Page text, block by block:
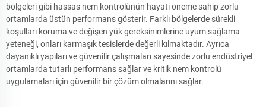
bölgeleri gibi hassas nem kontrolünün hayati öneme sahip zorlu
ortamlarda üstün performans gösterir. Farklı bölgelerde sürekli
koşulları koruma ve değişen yük gereksinimlerine uyum sağlama
yeteneği, onları karmaşık tesislerde değerli kılmaktadır. Ayrıca
dayanıklı yapıları ve güvenilir çalışmaları sayesinde zorlu endüstriyel
ortamlarda tutarlı performans sağlar ve kritik nem kontrolü
uygulamaları için güvenilir bir çözüm olmalarını sağlar.